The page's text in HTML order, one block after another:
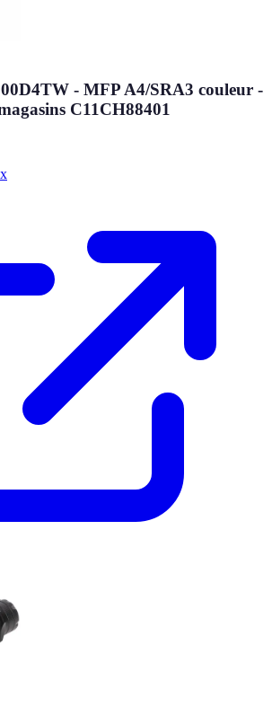
- MFP A4/SRA3 couleur -
C11CH88401